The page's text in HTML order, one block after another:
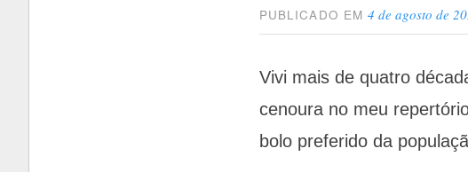
PUBLICADO EM4 de agosto de
Vivi mais de quatro
cenoura no meu
bolo preferido da